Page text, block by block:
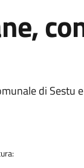
di Sestu